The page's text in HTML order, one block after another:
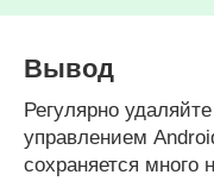
Вывод
Регулярно
управлением
сохраняется